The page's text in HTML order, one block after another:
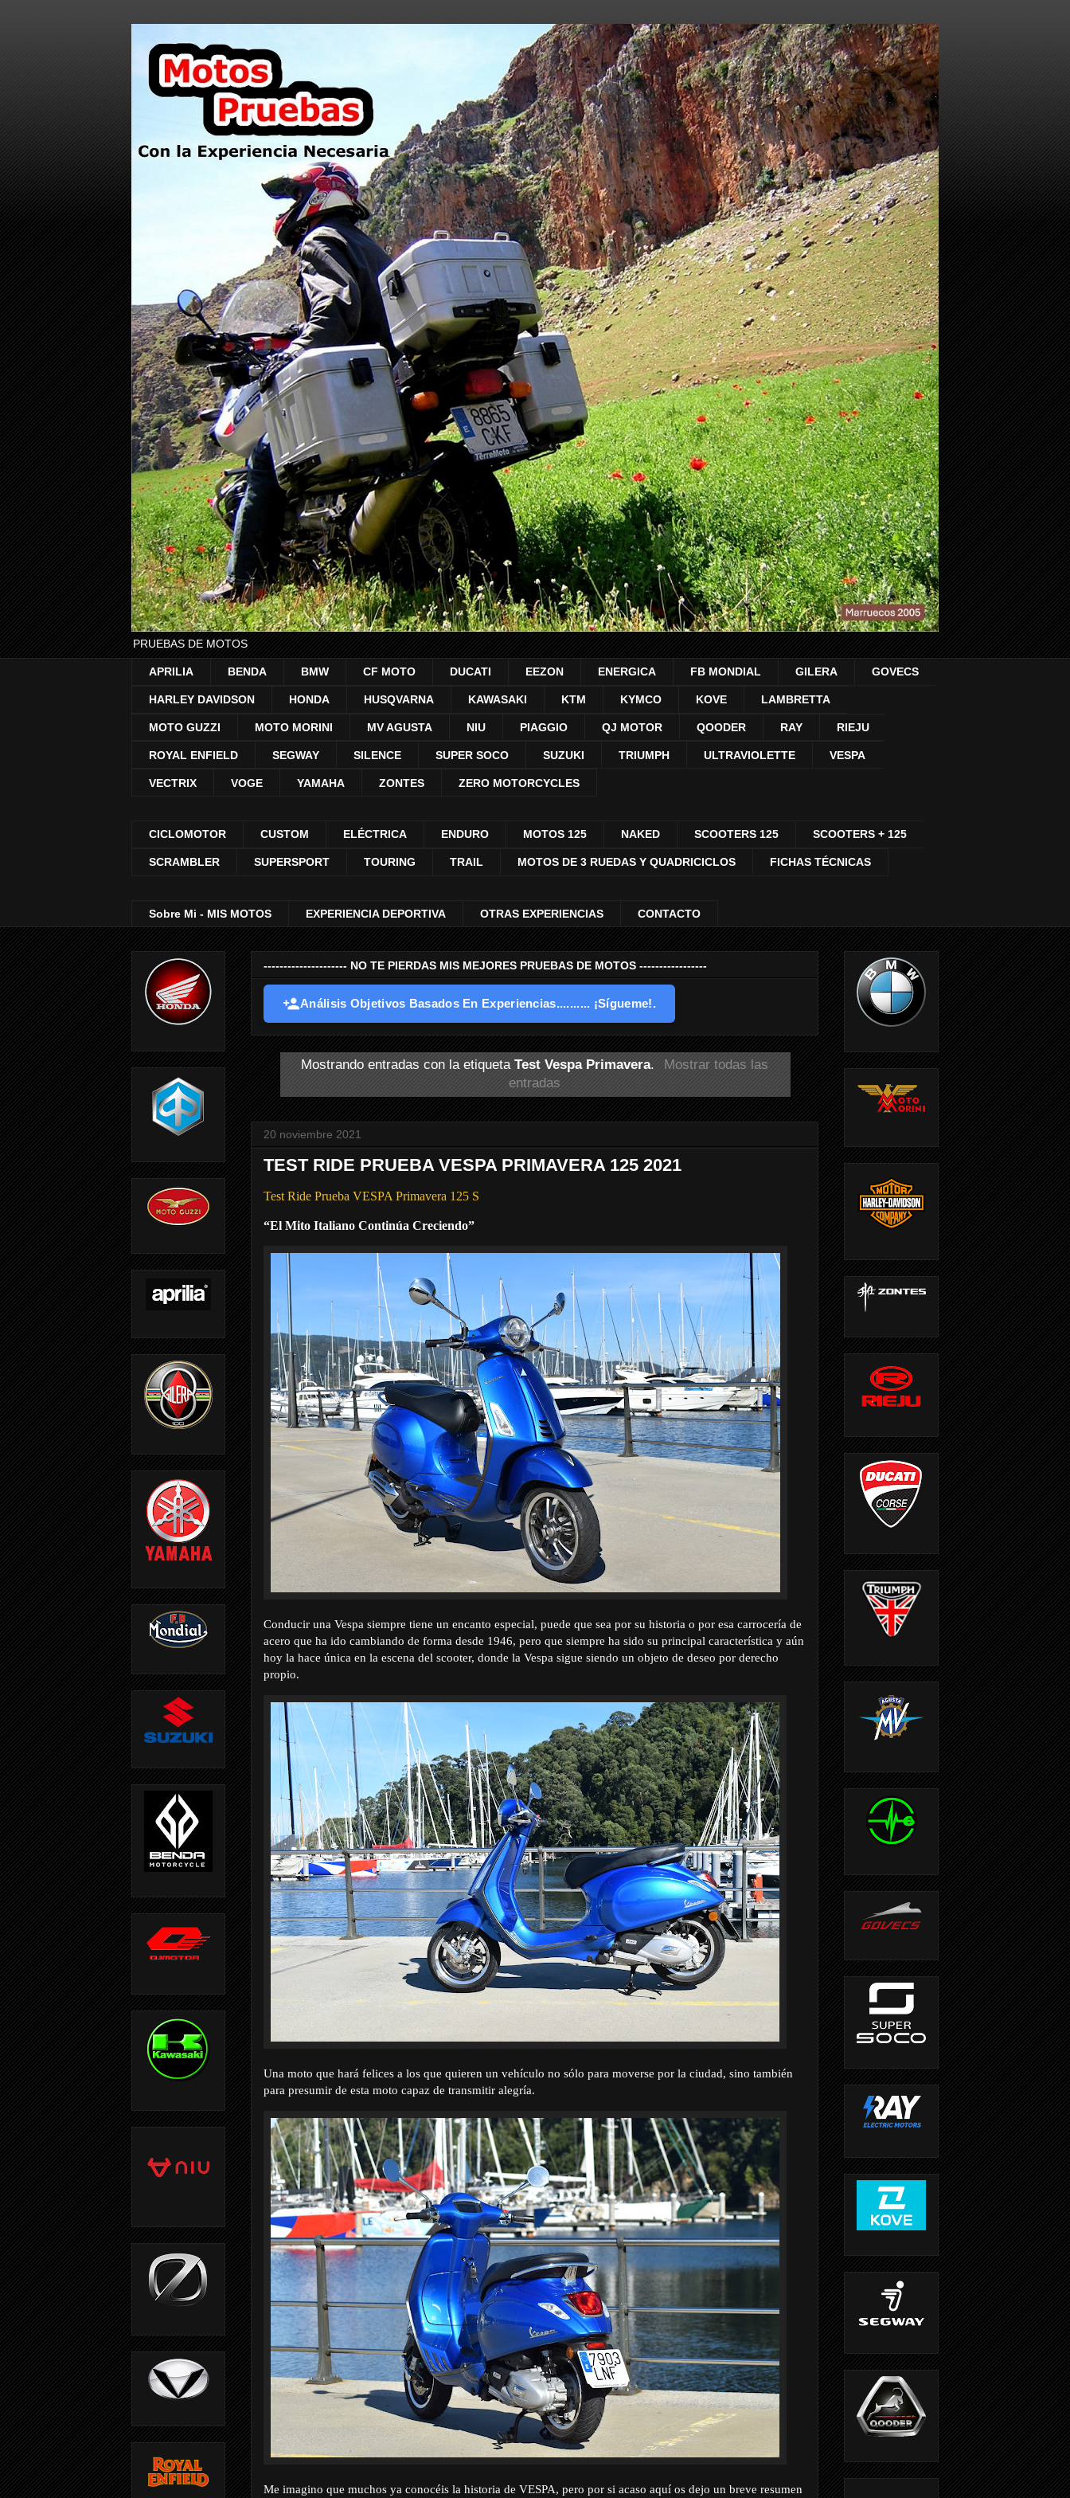
PRUEBAS DE MOTOS
APRILIA BENDA BMW CF MOTO DUCATI EEZON ENERGICA FB MONDIAL GILERA GOVECS
HARLEY DAVIDSON HONDA HUSQVARNA KAWASAKI KTM KYMCO KOVE LAMBRETTA
MOTO GUZZI MOTO MORINI MV AGUSTA NIU PIAGGIO QJ MOTOR QOODER RAY RIEJU
ROYAL ENFIELD SEGWAY SILENCE SUPER SOCO SUZUKI TRIUMPH ULTRAVIOLETTE VESPA
VECTRIX VOGE YAMAHA ZONTES ZERO MOTORCYCLES
CICLOMOTOR CUSTOM ELÉCTRICA ENDURO MOTOS 125 NAKED SCOOTERS 125 SCOOTERS + 125
SCRAMBLER SUPERSPORT TOURING TRAIL MOTOS DE 3 RUEDAS Y QUADRICICLOS FICHAS TÉCNICAS
Sobre Mi - MIS MOTOS EXPERIENCIA DEPORTIVA OTRAS EXPERIENCIAS CONTACTO
--------------------- NO TE PIERDAS MIS MEJORES PRUEBAS DE MOTOS -----------------
Análisis Objetivos Basados En Experiencias.......... ¡Sígueme!.
Mostrando entradas con la etiquetaTest Vespa Primavera.
Mostrar todas las
entradas
20 noviembre 2021
TEST RIDE PRUEBA VESPA PRIMAVERA 125 2021
Test Ride Prueba VESPA Primavera 125 S
“El Mito Italiano Continúa Creciendo”
Conducir una Vespa siempre tiene un encanto especial, puede que sea por su historia o por esa carrocería de
acero que ha ido cambiando de forma desde 1946, pero que siempre ha sido su principal característica y aún
hoy la hace única en la escena del scooter, donde la Vespa sigue siendo un objeto de deseo por derecho
propio.
Una moto que hará felices a los que quieren un vehículo no sólo para moverse por la ciudad, sino también
para presumir de esta moto capaz de transmitir alegría.
Me imagino que muchos ya conocéis la historia de VESPA, pero por si acaso aquí os dejo un breve resumen